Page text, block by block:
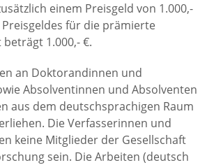
einem Preisgeld von 1.000,-
Preisgeldes für die prämierte
1.000,- €.
an Doktorandinnen und
Absolventinnen und Absolventen
aus dem deutschsprachigen Raum
Die Verfasserinnen und
keine Mitglieder der Gesellschaft
sein. Die Arbeiten (deutsch